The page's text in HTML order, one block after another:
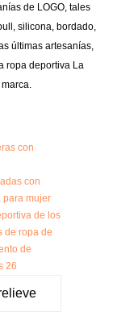
de LOGO, tales
silicona, bordado,
últimas artesanías,
ropa deportiva La